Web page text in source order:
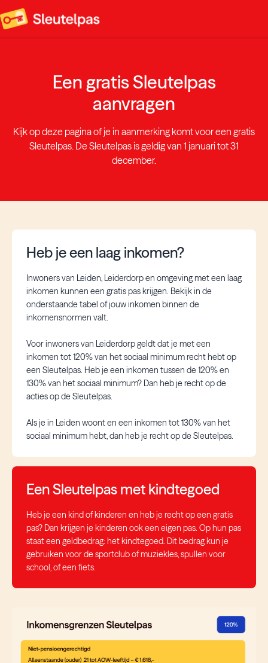
Een gratis Sleutelpas
aanvragen
Kijk op deze pagina of je in aanmerking komt voor een gratis
Sleutelpas. De Sleutelpas is geldig van 1 januari tot 31
december.
Heb je een laag inkomen?
Inwoners van Leiden, Leiderdorp en omgeving met een laag
inkomen kunnen een gratis pas krijgen. Bekijk in de
onderstaande tabel of jouw inkomen binnen de
inkomensnormen valt.
Voor inwoners van Leiderdorp geldt dat je met een
inkomen tot 120% van het sociaal minimum recht hebt op
een Sleutelpas. Heb je een inkomen tussen de 120% en
130% van het sociaal minimum? Dan heb je recht op de
acties op de Sleutelpas.
Als je in Leiden woont en een inkomen tot 130% van het
sociaal minimum hebt, dan heb je recht op de Sleutelpas.
Een Sleutelpas met kindtegoed
Heb je een kind of kinderen en heb je recht op een gratis
pas? Dan krijgen je kinderen ook een eigen pas. Op hun pas
staat een geldbedrag: het kindtegoed. Dit bedrag kun je
gebruiken voor de sportclub of muziekles, spullen voor
school, of een fiets.